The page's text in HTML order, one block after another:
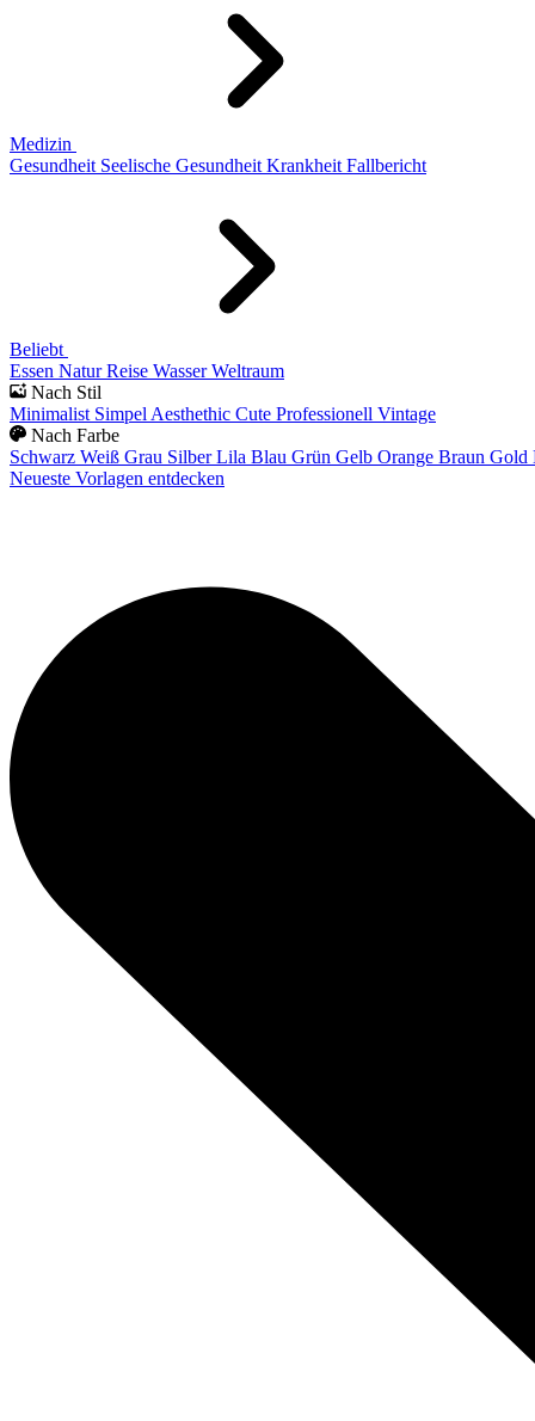
Medizin
Gesundheit Seelische Gesundheit Krankheit Fallbericht
Beliebt
Essen Natur Reise Wasser Weltraum
Nach Stil
Minimalist Simpel Aesthethic Cute Professionell Vintage
Nach Farbe
Schwarz Weiß Grau Silber Lila Blau Grün Gelb Orange Braun Gold
Neueste Vorlagen entdecken